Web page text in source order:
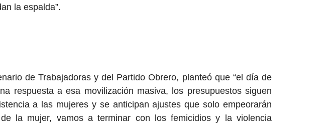
la espalda”.
de Trabajadoras y del Partido Obrero, planteó que “el día de
respuesta a esa movilización masiva, los presupuestos siguen
a las mujeres y se anticipan ajustes que solo empeorarán
la mujer, vamos a terminar con los femicidios y la violencia